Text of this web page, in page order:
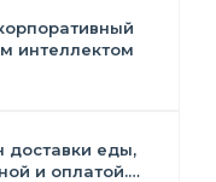
интеллектом
доставки еды,
и оплатой.